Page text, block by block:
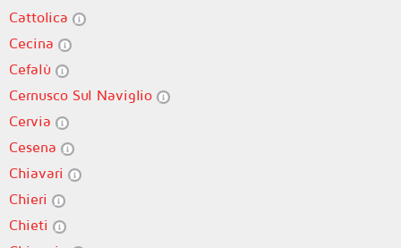
Cattolica
Cecina
Cefalù
Cernusco Sul Naviglio
Cervia
Cesena
Chiavari
Chieri
Chieti